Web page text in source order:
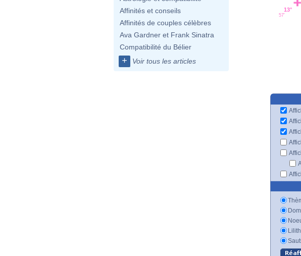
Affinités et conseils
Affinités de couples célèbres
Ava Gardner et Frank Sinatra
Compatibilité du Bélier
+ Voir tous les articles
13°
57'